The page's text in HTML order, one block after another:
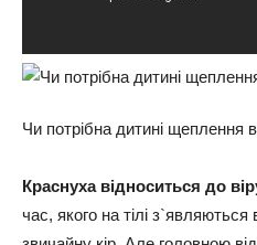
Чи потрібна дитині щеплення
Краснуха відноситься до
час, якого на тілі